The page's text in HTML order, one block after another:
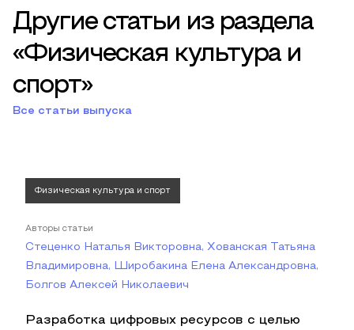
Другие статьи из раздела
«Физическая культура и
спорт»
Все статьи выпуска
Физическая культура и спорт
Авторы статьи
Стеценко Наталья Викторовна, Хованская Татьяна
Владимировна, Широбакина Елена Александровна,
Болгов Алексей Николаевич
Разработка цифровых ресурсов с целью